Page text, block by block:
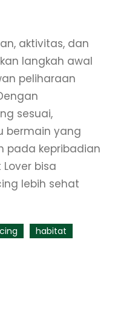
aktivitas, dan
langkah awal
peliharaan
sesuai,
bermain yang
pada kepribadian
bisa
lebih sehat
habitat